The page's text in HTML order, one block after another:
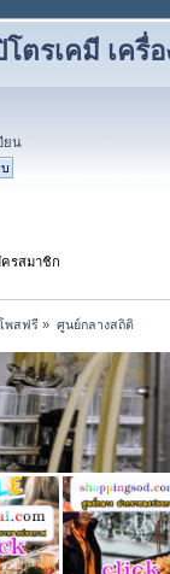
ตรเคมี เครื่
ยน
รสมาชิก
พสฟรี » ศูนย์กลางสถิติ